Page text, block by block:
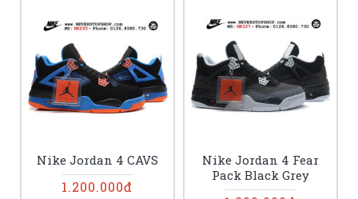
Nike Jordan 4 CAVS
1.200.000đ
Nike Jordan 4 Fear
Pack Black Grey